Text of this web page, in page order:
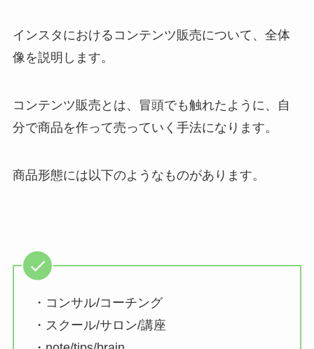
インスタにおけるコンテンツ販売について、全体
像を説明します。
コンテンツ販売とは、冒頭でも触れたように、自
分で商品を作って売っていく手法になります。
商品形態には以下のようなものがあります。
・コンサル/コーチング
・スクール/サロン/講座